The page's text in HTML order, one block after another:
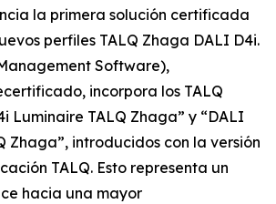
la primera solución certificada
perfiles TALQ Zhaga DALI D4i.
Software),
incorpora los TALQ
Luminaire TALQ Zhaga” y “DALI
Zhaga”, introducidos con la versión
TALQ. Esto representa un
hacia una mayor